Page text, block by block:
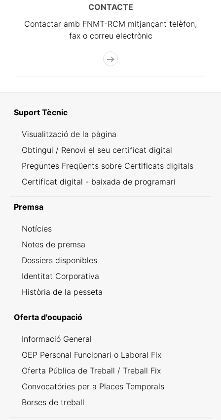
CONTACTE
Contactar amb FNMT-RCM mitjançant telèfon,
fax o correu electrònic
Suport Tècnic
Visualització de la pàgina
Obtingui / Renovi el seu certificat digital
Preguntes Freqüents sobre Certificats digitals
Certificat digital - baixada de programari
Premsa
Notícies
Notes de premsa
Dossiers disponibles
Identitat Corporativa
Història de la pesseta
Oferta d'ocupació
Informació General
OEP Personal Funcionari o Laboral Fix
Oferta Pública de Treball / Treball Fix
Convocatóries per a Places Temporals
Borses de treball